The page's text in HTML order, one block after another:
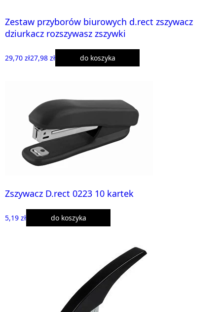
Zestaw przyborów biurowych d.rect zszywacz
dziurkacz rozszywasz zszywki
29,70 zł27,98 zł do koszyka
Zszywacz D.rect 0223 10 kartek
5,19 zł do koszyka